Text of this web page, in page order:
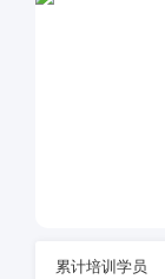
累计培训学员